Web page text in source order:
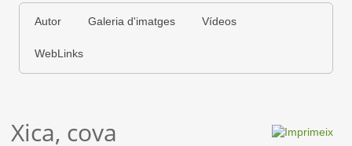
Autor Galeria d'imatges Vídeos
WebLinks
Xica, cova